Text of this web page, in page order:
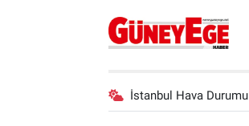
İstanbul Hava Durumu